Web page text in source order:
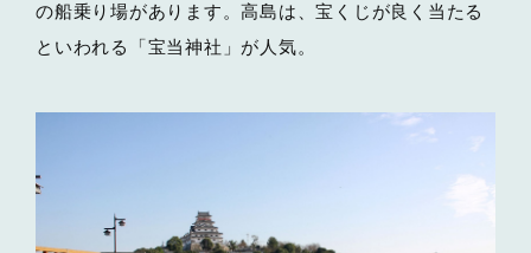
の船乗り場があります。高島は、宝くじが良く当たる
といわれる「宝当神社」が人気。